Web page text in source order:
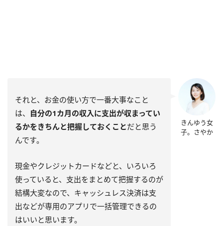
きんゆう女
子。さやか
それと、お金の使い方で一番大事なこと
は、 自分の1カ月の収入に支出が収まってい
るかをきちんと把握しておくことだと思う
んです。
現金やクレジットカードなどと、いろいろ
使っていると、支出をまとめて把握するのが
結構大変なので、キャッシュレス決済は支
出などが専用のアプリで一括管理できるの
はいいと思います。